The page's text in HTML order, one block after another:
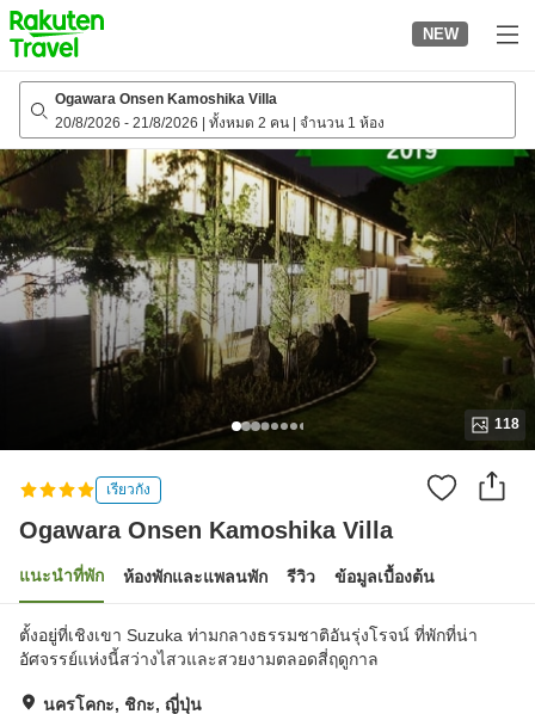
to
top
page
NEW
Ogawara Onsen Kamoshika Villa
20/8/2026 - 21/8/2026 ทั้งหมด 2 คน จำนวน 1 ห้อง
118
เรียวกัง
Ogawara Onsen Kamoshika Villa
แนะนำที่พัก ห้องพักและแพลนพัก รีวิว ข้อมูลเบื้องต้น
ตั้งอยู่ที่เชิงเขา Suzuka ท่ามกลางธรรมชาติอันรุ่งโรจน์ ที่พักที่น่า
อัศจรรย์แห่งนี้สว่างไสวและสวยงามตลอดสี่ฤดูกาล
นครโคกะ, ชิกะ, ญี่ปุ่น